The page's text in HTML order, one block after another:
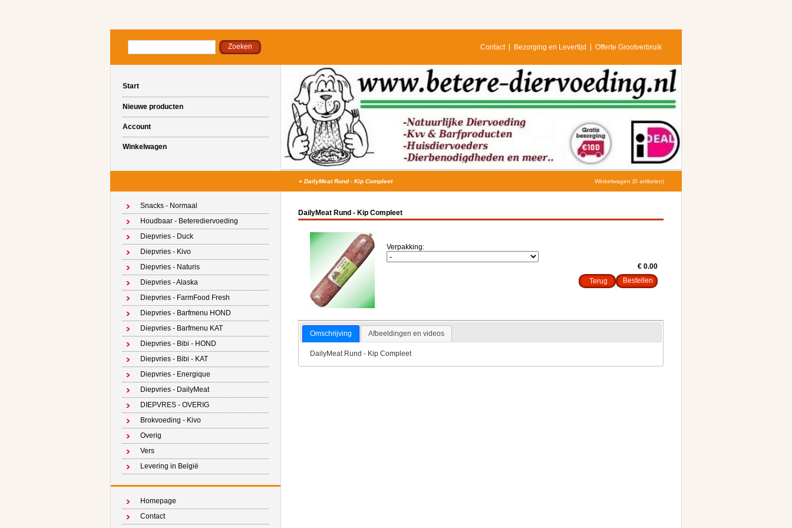
Contact Bezorging en Levertijd Offerte Grootverbruik
Start
Nieuwe producten
Account
Winkelwagen
» DailyMeat Rund - Kip Compleet Winkelwagen (0 artikelen)
Snacks - Normaal
Houdbaar - Beterediervoeding
Diepvries - Duck
Diepvries - Kivo
Diepvries - Naturis
Diepvries - Alaska
Diepvries - FarmFood Fresh
Diepvries - Barfmenu HOND
Diepvries - Barfmenu KAT
Diepvries - Bibi - HOND
Diepvries - Bibi - KAT
Diepvries - Energique
Diepvries - DailyMeat
DIEPVRES - OVERIG
Brokvoeding - Kivo
Overig
Vers
Levering in België
Homepage
Contact
DailyMeat Rund - Kip Compleet
Verpakking:
€ 0.00
Terug
Omschrijving Afbeeldingen en videos
DailyMeat Rund - Kip Compleet